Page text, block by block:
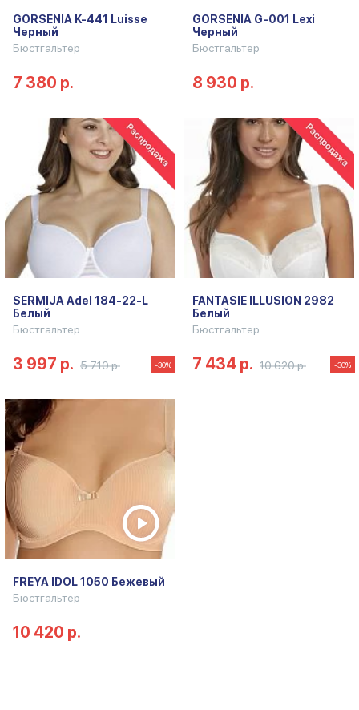
GORSENIA K-441 Luisse
Черный
Бюстгальтер
7 380 р.
GORSENIA G-001 Lexi
Черный
Бюстгальтер
8 930 р.
SERMIJA Adel 184-22-L
Белый
Бюстгальтер
3 997 р. 5 710 р. -30%
FANTASIE ILLUSION 2982
Белый
Бюстгальтер
7 434 р. 10 620 р. -30%
FREYA IDOL 1050 Бежевый
Бюстгальтер
10 420 р.